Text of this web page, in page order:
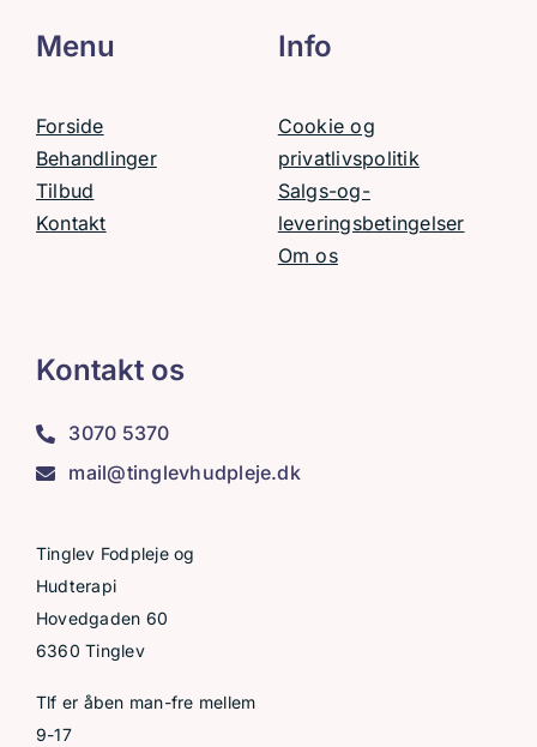
Menu
Forside
Behandlinger
Tilbud
Kontakt
Info
Cookie og
privatlivspolitik
Salgs-og-
leveringsbetingelser
Om os
Kontakt os
3070 5370
mail@tinglevhudpleje.dk
Tinglev Fodpleje og
Hudterapi
Hovedgaden 60
6360 Tinglev
Tlf er åben man-fre mellem
9-17